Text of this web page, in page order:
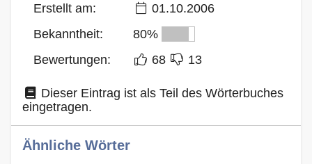
Erstellt am:
01.10.2006
Bekanntheit:
80%
Bewertungen:
68 13
Dieser Eintrag ist als Teil des Wörterbuches
eingetragen.
Ähnliche Wörter